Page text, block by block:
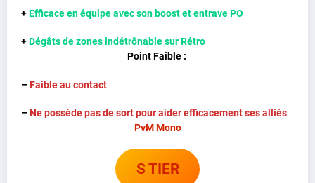
+Efficace en équipe avec son boost et entrave PO
+Dégâts de zones indétrônable sur Rétro
Point Faible :
– Faible au contact
– Ne possède pas de sort pour aider efficacement ses alliés
PvM Mono
S TIER